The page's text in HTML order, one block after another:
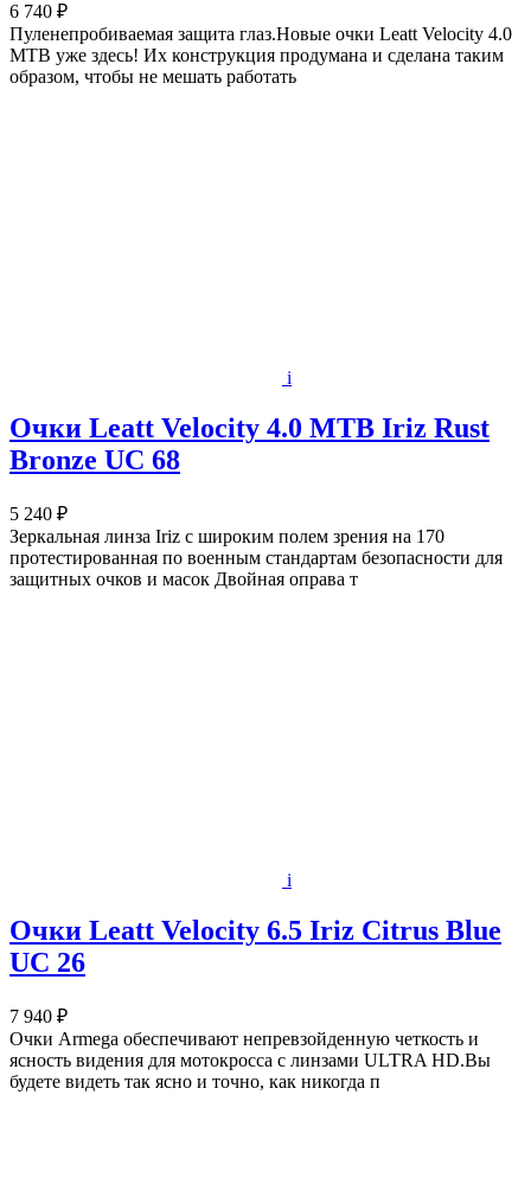
6 740 ₽
Пуленепробиваемая защита глаз.Новые очки Leatt Velocity 4.0
MTB уже здесь! Их конструкция продумана и сделана таким
образом, чтобы не мешать работать
i
Очки Leatt Velocity 4.0 MTB Iriz Rust
Bronze UC 68
5 240 ₽
Зеркальная линза Iriz с широким полем зрения на 170
протестированная по военным стандартам безопасности для
защитных очков и масок Двойная оправа т
i
Очки Leatt Velocity 6.5 Iriz Citrus Blue
UC 26
7 940 ₽
Очки Armega обеспечивают непревзойденную четкость и
ясность видения для мотокросса с линзами ULTRA HD.Вы
будете видеть так ясно и точно, как никогда п